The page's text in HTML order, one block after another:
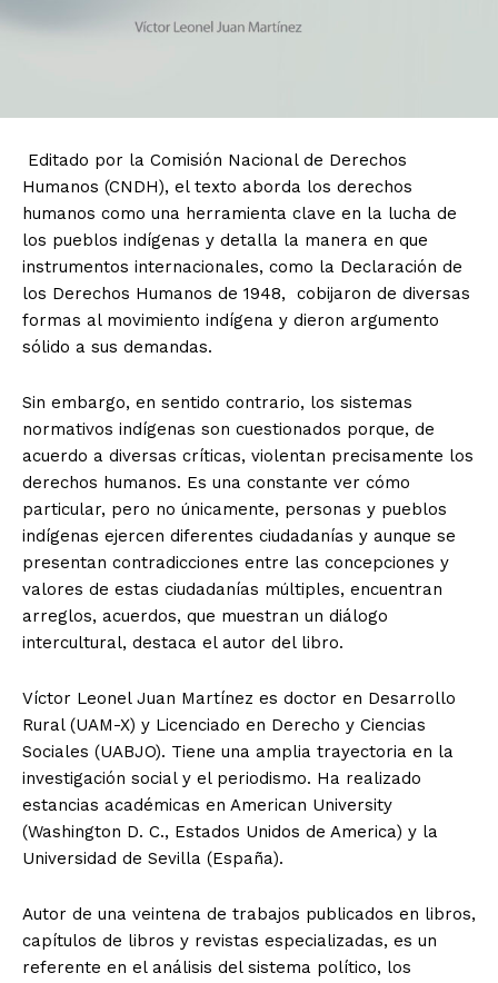
+ Todas las formas de lucha, potencialmente enlazadas
Editado por la Comisión Nacional de Derechos
Humanos (CNDH), el texto aborda los derechos
humanos como una herramienta clave en la lucha de
los pueblos indígenas y detalla la manera en que
instrumentos internacionales, como la Declaración de
los Derechos Humanos de 1948, cobijaron de diversas
formas al movimiento indígena y dieron argumento
sólido a sus demandas.
Sin embargo, en sentido contrario, los sistemas
normativos indígenas son cuestionados porque, de
acuerdo a diversas críticas, violentan precisamente los
derechos humanos. Es una constante ver cómo
particular, pero no únicamente, personas y pueblos
indígenas ejercen diferentes ciudadanías y aunque se
presentan contradicciones entre las concepciones y
valores de estas ciudadanías múltiples, encuentran
arreglos, acuerdos, que muestran un diálogo
intercultural, destaca el autor del libro.
Víctor Leonel Juan Martínez es doctor en Desarrollo
Rural (UAM-X) y Licenciado en Derecho y Ciencias
Sociales (UABJO). Tiene una amplia trayectoria en la
investigación social y el periodismo. Ha realizado
estancias académicas en American University
(Washington D. C., Estados Unidos de America) y la
Universidad de Sevilla (España).
Autor de una veintena de trabajos publicados en libros,
capítulos de libros y revistas especializadas, es un
referente en el análisis del sistema político, los